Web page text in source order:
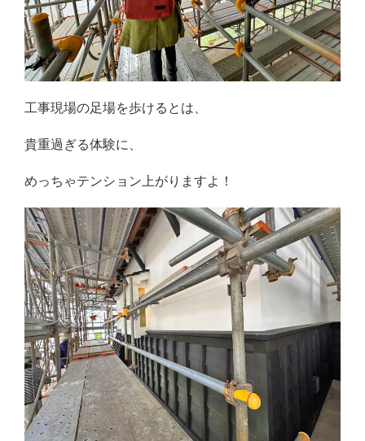
工事現場の足場を歩けるとは、
貴重過ぎる体験に、
めっちゃテンション上がりますよ！